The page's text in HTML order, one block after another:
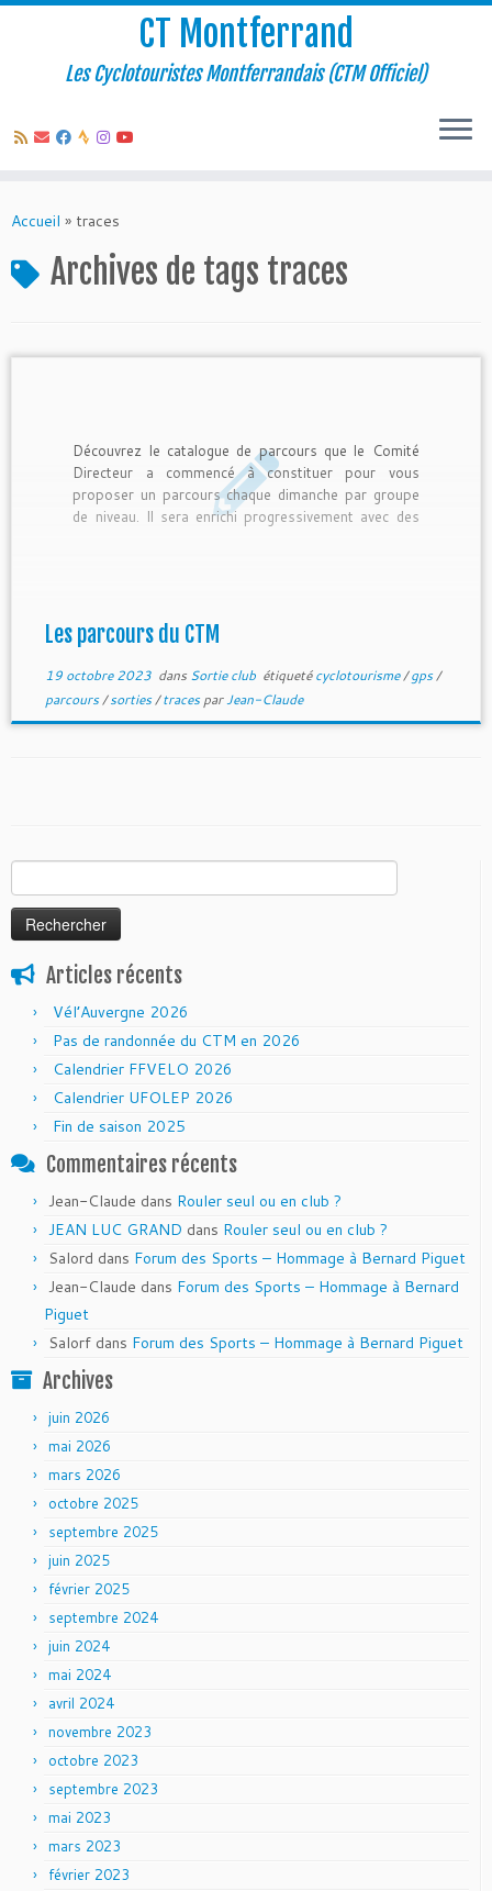
au
CT Montferrand
Les Cyclotouristes Montferrandais (CTM Officiel)
Accueil » traces
Archives de tags traces
Découvrez le catalogue de parcours que le Comité
Directeur a commencé à constituer pour vous
proposer un parcours chaque dimanche par groupe
de niveau. Il sera enrichi progressivement avec des
Les parcours du CTM
19 octobre 2023dans Sortie club étiquetécyclotourisme/gps/
parcours/sorties/tracesparJean-Claude
Articles récents
Vél’Auvergne 2026
Pas de randonnée du CTM en 2026
Calendrier FFVELO 2026
Calendrier UFOLEP 2026
Fin de saison 2025
Commentaires récents
Jean-Claude dans Rouler seul ou en club ?
JEAN LUC GRAND dans Rouler seul ou en club ?
Salord dans Forum des Sports – Hommage à Bernard Piguet
Jean-Claude dans Forum des Sports – Hommage à Bernard
Piguet
Salorf dans Forum des Sports – Hommage à Bernard Piguet
Archives
juin 2026
mai 2026
mars 2026
octobre 2025
septembre 2025
juin 2025
février 2025
septembre 2024
juin 2024
mai 2024
avril 2024
novembre 2023
octobre 2023
septembre 2023
mai 2023
mars 2023
février 2023